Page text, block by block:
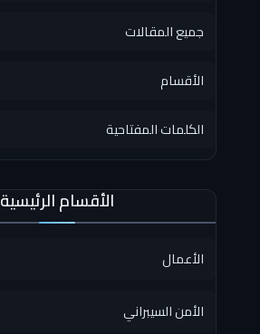
جميع المقالات
الأقسام
الكلمات المفتاحية
الأقسام الرئيسية
الأعمال
الأمن السيبراني